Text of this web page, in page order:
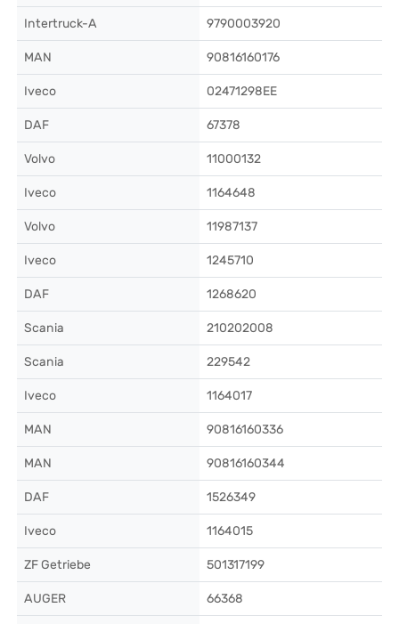
Intertruck-A 9790003920
MAN 90816160176
Iveco 02471298EE
DAF 67378
Volvo 11000132
Iveco 1164648
Volvo 11987137
Iveco 1245710
DAF 1268620
Scania 210202008
Scania 229542
Iveco 1164017
MAN 90816160336
MAN 90816160344
DAF 1526349
Iveco 1164015
ZF Getriebe 501317199
AUGER 66368